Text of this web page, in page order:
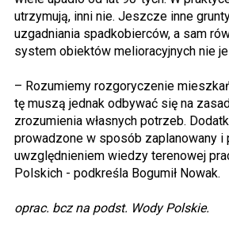
utrzymują, inni nie. Jeszcze inne
uzgadniania spadkobierców, a sam
system obiektów melioracyjnych nie
– Rozumiemy rozgoryczenie
tę muszą jednak odbywać się na
zrozumienia własnych potrzeb.
prowadzone w sposób zaplanowany i
uwzględnieniem wiedzy terenowej
Polskich - podkreśla Bogumił Nowak.
oprac. bcz na podst. Wody Polskie.